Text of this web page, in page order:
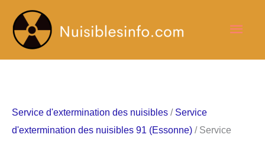
contenu
Service d'extermination des nuisibles / Service
d'extermination des nuisibles 91 (Essonne) / Service